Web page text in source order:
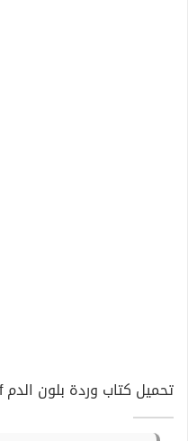
تحميل كتاب وردة بلون الدم pdf